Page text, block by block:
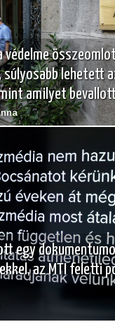
súlyosabb lehetett
amilyet
egy
az MTI feletti